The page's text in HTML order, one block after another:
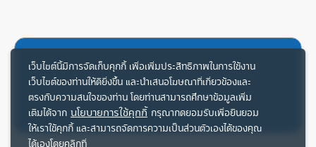
เงื่อนไขและการพิจารณาสินเชื่อเป็นไปตามที่
ธนาคารกำหนด อัตราดอกเบี้ยที่แท้จริง 12% -
24% ต่อปี | กู้เท่าที่จำเป็นและชำระคืนไหว
เว็บไซต์นี้มีการจัดเก็บคุกกี้ เพื่อเพิ่มประสิทธิภาพในการใช้งาน
เว็บไซต์ของท่านให้ดียิ่งขึ้น และนำเสนอโฆษณาที่เกี่ยวข้องและ
ตรงกับความสนใจของท่าน โดยท่านสามารถศึกษาข้อมูลเพิ่ม
เติมได้จาก นโยบายการใช้คุกกี้ กรุณากดยอมรับเพื่อยินยอม
ให้เราใช้คุกกี้ และสามารถจัดการความเป็นส่วนตัวเองได้ของคุณ
ได้เองโดยคลิกที่